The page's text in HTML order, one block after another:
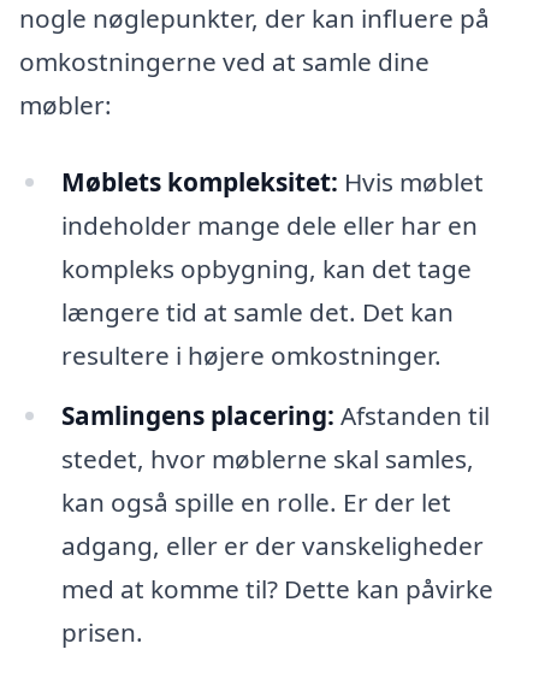
nogle nøglepunkter, der kan influere på
omkostningerne ved at samle dine
møbler:
Møblets kompleksitet: Hvis møblet
indeholder mange dele eller har en
kompleks opbygning, kan det tage
længere tid at samle det. Det kan
resultere i højere omkostninger.
Samlingens placering: Afstanden til
stedet, hvor møblerne skal samles,
kan også spille en rolle. Er der let
adgang, eller er der vanskeligheder
med at komme til? Dette kan påvirke
prisen.